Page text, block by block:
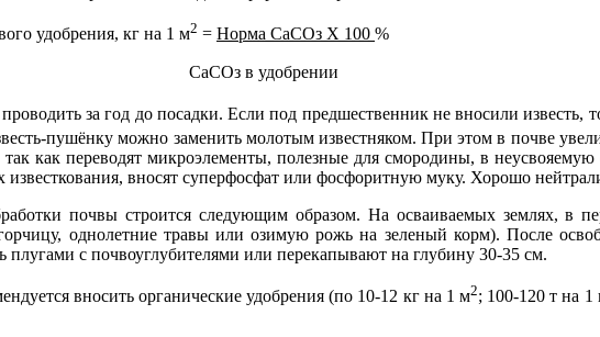
удобрения, кг на 1 м2 = Норма СаСОз Х 100 %
удобрении
за год до по­садки. Если под предшественник не вносили известь,
пушёнку можно заменить молотым известняком. При этом в почве
так как переводят микроэлементы, полезные для смородины, в
вносят суперфосфат или фосфоритную му­ку. Хорошо
почвы строится сле­дующим образом. На осваиваемых землях, в
однолетние травы или озимую рожь на зеленый корм). После
плугами с почвоуглубите­лями или перекапывают на глубину 30-35 см.
вносить орга­нические удобрения (по 10-12 кг на 1 м2; 100-120 т на